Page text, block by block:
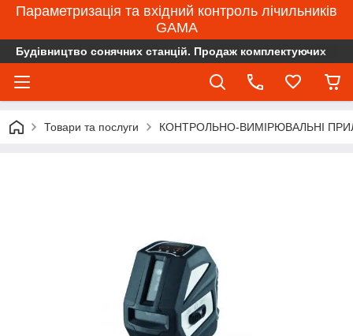
Параметризація та вхідний контроль лічильників
GAMA
Будівництво сонячних станцій. Продаж комплектуючих
Товари та послуги КОНТРОЛЬНО-ВИМІРЮВАЛЬНІ